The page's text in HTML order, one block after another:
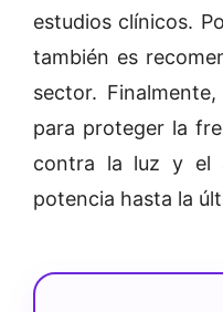
estudios clínicos.
también es
sector.
para proteger la
contra la luz y el
potencia hasta la